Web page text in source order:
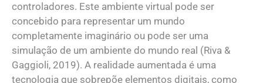
controladores. Este ambiente virtual pode ser
concebido para representar um mundo
completamente imaginário ou pode ser uma
simulação de um ambiente do mundo real (Riva &
Gaggioli, 2019). A realidade aumentada é uma
tecnologia que sobrepõe elementos digitais, como